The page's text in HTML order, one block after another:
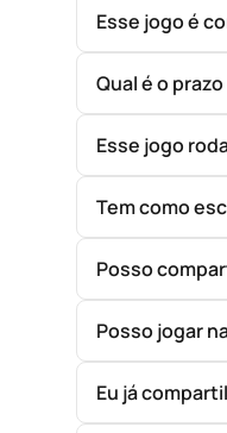
Esse jogo é
Qual é o
Esse jogo
Tem como
Posso
Posso jogar
Eu já